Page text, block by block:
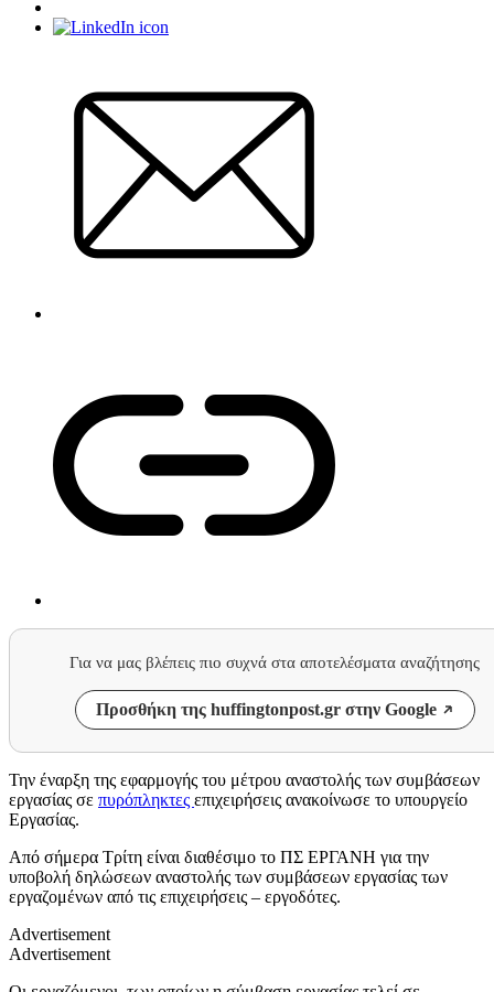
Για να μας βλέπεις πιο συχνά στα αποτελέσματα αναζήτησης
Προσθήκη της huffingtonpost.gr στην Google
Την έναρξη της εφαρμογής του μέτρου αναστολής των συμβάσεων
εργασίας σε πυρόπληκτες επιχειρήσεις ανακοίνωσε το υπουργείο
Εργασίας.
Από σήμερα Τρίτη είναι διαθέσιμο το ΠΣ ΕΡΓΑΝΗ για την
υποβολή δηλώσεων αναστολής των συμβάσεων εργασίας των
εργαζομένων από τις επιχειρήσεις – εργοδότες.
Advertisement
Advertisement